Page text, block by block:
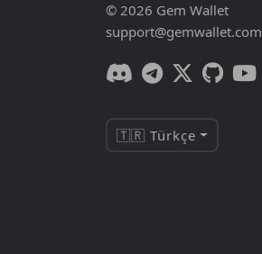
© 2026 Gem Wallet
support@gemwallet.com
🇹🇷 Türkçe